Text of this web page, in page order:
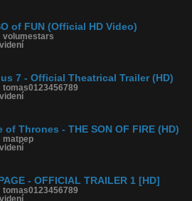
of FUN (Official HD Video)
volumestars
7 - Official Theatrical Trailer (HD)
tomas0123456789
of Thrones - THE SON OF FIRE (HD)
matpep
- OFFICIAL TRAILER 1 [HD]
tomas0123456789